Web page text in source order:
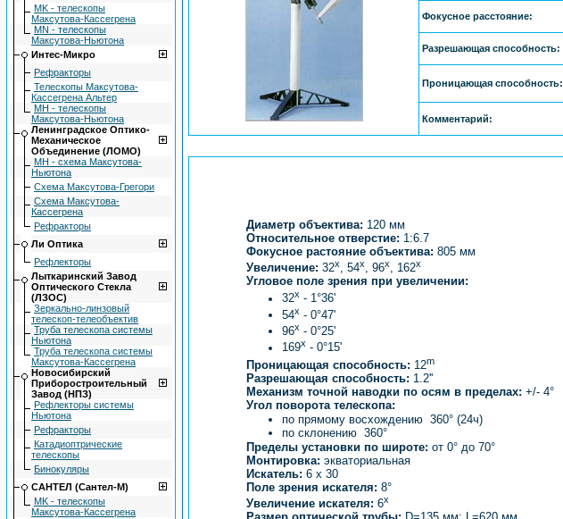
MK - телескопы
Максутова-Кассегрена
MN - телескопы
Максутова-Ньютона
Интес-Микро
Рефракторы
Телескопы Максутова-
Кассегрена Альтер
МН - телескопы
Максутова-Ньютона
Ленингpадское Оптико-
Механическое
Объединение (ЛОМО)
МН - схема Максутова-
Ньютона
Схема Максутова-Грегори
Схема Максутова-
Кассегрена
Рефракторы
Ли Оптика
Рефлекторы
Лыткаpинский Завод
Оптического Стекла
(ЛЗОС)
Зеркально-линзовый
телескоп-телеобъектив
Труба телескопа системы
Ньютона
Труба телескопа системы
Максутова-Кассегрена
Hовосибиpский
Пpибоpостpоительный
Завод (НПЗ)
Рефлекторы системы
Ньютона
Рефракторы
Катадиоптрические
телескопы
Бинокуляры
САНТЕЛ (Сантел-М)
MK - телескопы
Максутова-Кассегрена
Фокусное расстояние:
Разрешающая способность:
Проницающая способность:
Комментарий:
Диаметр объектива: 120 мм
Относительное отверстие: 1:6.7
Фокусное растояние объектива: 805 мм
Увеличение: 32x, 54x, 96x, 162x
Угловое поле зрения при увеличении:
32x- 1°36'
54x- 0°47'
96x- 0°25'
169x- 0°15'
Проницающая способность: 12m
Разрешающая способность: 1.2''
Механизм точной наводки по осям в пределах: +/- 4°
Угол поворота телескопа:
по прямому восхождению 360° (24ч)
по склонению 360°
Пределы установки по широте: от 0° до 70°
Монтировка: экваториальная
Искатель: 6 x 30
Поле зрения искателя: 8°
Увеличение искателя: 6x